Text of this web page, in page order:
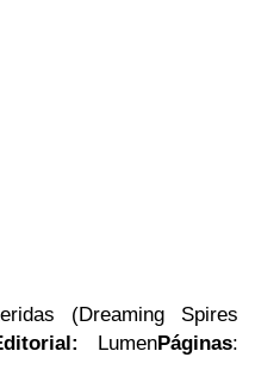
(Dreaming Spires
LumenPáginas: